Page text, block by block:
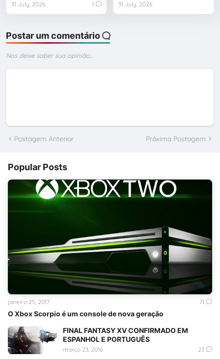
31 July, 2026 1 31 July, 2026
Postar um comentário
Nos deixe saber sua opinião...
Postagem Anterior Próxima Postagem
Popular Posts
O Xbox Scorpio é um console de nova geração
janeiro 25, 2017 71
FINAL FANTASY XV CONFIRMADO EM
ESPANHOL E PORTUGUÊS
março 23, 2016 23